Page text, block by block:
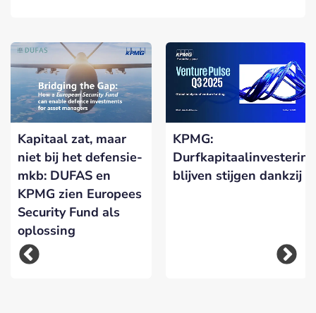
Kapitaal zat, maar
niet bij het defensie-
mkb: DUFAS en
KPMG zien Europees
Security Fund als
oplossing
KPMG:
blijven stijgen dankzij